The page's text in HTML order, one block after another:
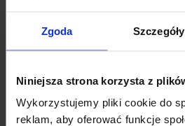
Zgoda Szczegóły
Niniejsza strona korzysta z
Wykorzystujemy pliki cookie do
reklam, aby oferować funkcje
27
28 29 30
3 4 5 6